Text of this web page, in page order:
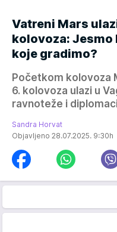
Vatreni Mars
kolovoza:
koje gradimo?
Početkom kolovoza
6. kolovoza ulazi u
ravnoteže i
Sandra Horvat
Objavljeno 28.07.2025. 9:30h